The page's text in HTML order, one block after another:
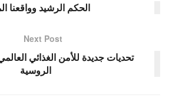
الحكم الرشيد وواقعنا
Next Post
تحديات جديدة للأمن الغذائي
الروسية